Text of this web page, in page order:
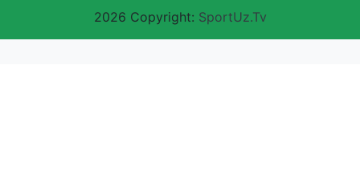
2026 Copyright: SportUz.Tv